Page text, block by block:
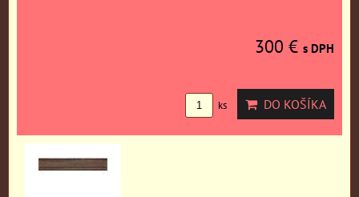
300 € s DPH
ks DO KOŠÍKA